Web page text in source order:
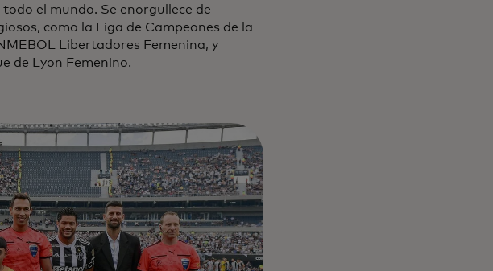
el mundo. Se enorgullece de
como la Liga de Campeones de la
Libertadores Femenina, y
de Lyon Femenino.